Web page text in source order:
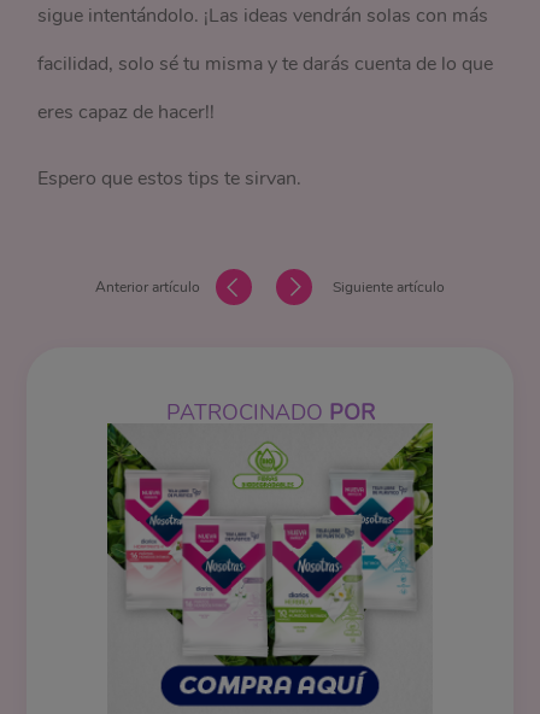
sigue intentándolo. ¡Las ideas vendrán solas con más
facilidad, solo sé tu misma y te darás cuenta de lo que
eres capaz de hacer!!
Espero que estos tips te sirvan.
Anterior artículo Siguiente artículo
PATROCINADO POR